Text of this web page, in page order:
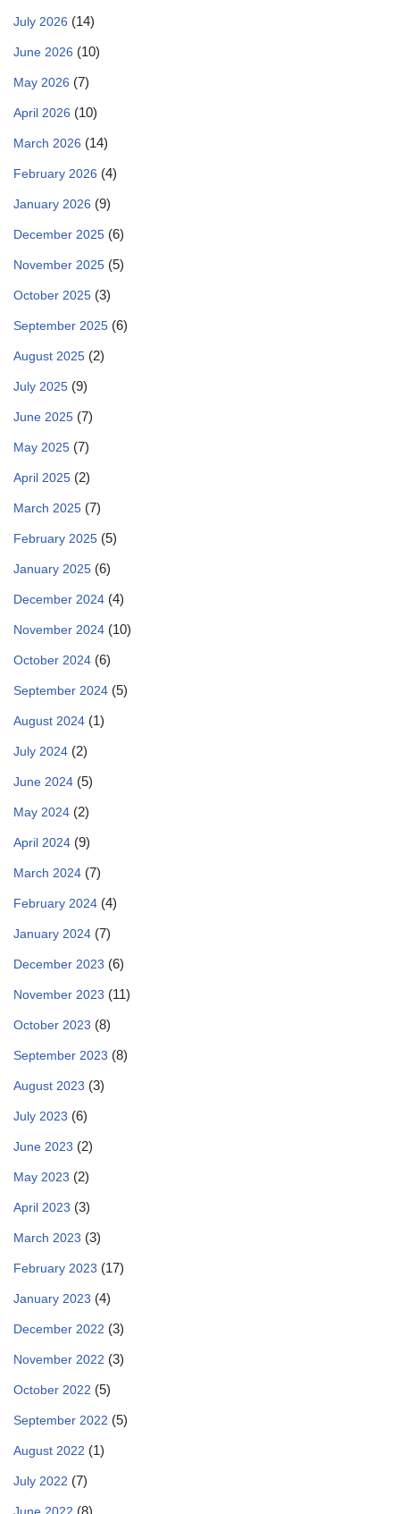
July 2026 (14)
June 2026 (10)
May 2026 (7)
April 2026 (10)
March 2026 (14)
February 2026 (4)
January 2026 (9)
December 2025 (6)
November 2025 (5)
October 2025 (3)
September 2025 (6)
August 2025 (2)
July 2025 (9)
June 2025 (7)
May 2025 (7)
April 2025 (2)
March 2025 (7)
February 2025 (5)
January 2025 (6)
December 2024 (4)
November 2024 (10)
October 2024 (6)
September 2024 (5)
August 2024 (1)
July 2024 (2)
June 2024 (5)
May 2024 (2)
April 2024 (9)
March 2024 (7)
February 2024 (4)
January 2024 (7)
December 2023 (6)
November 2023 (11)
October 2023 (8)
September 2023 (8)
August 2023 (3)
July 2023 (6)
June 2023 (2)
May 2023 (2)
April 2023 (3)
March 2023 (3)
February 2023 (17)
January 2023 (4)
December 2022 (3)
November 2022 (3)
October 2022 (5)
September 2022 (5)
August 2022 (1)
July 2022 (7)